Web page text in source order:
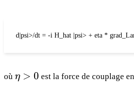
d|psi>/dt = -i H_hat |psi> + eta *
où η
η > 0 est la force de couplage